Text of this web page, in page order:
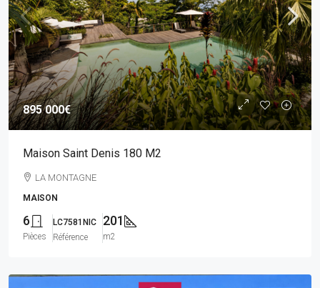
895 000€
Maison Saint Denis 180 M2
LA MONTAGNE
MAISON
6
Pièces
LC7581NIC
Référence
201
m2